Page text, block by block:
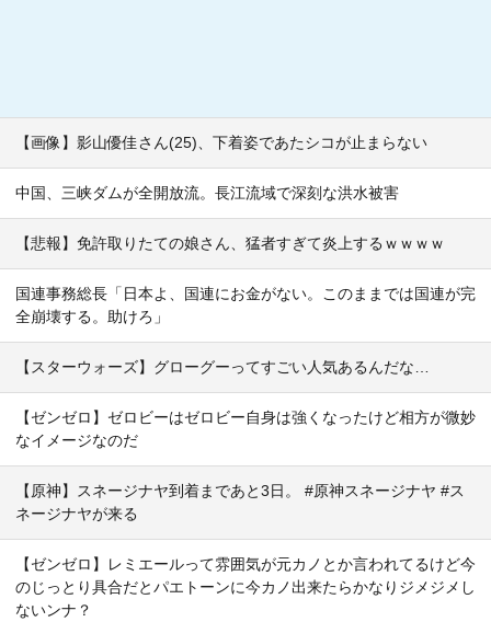
【画像】影山優佳さん(25)、下着姿であたシコが止まらない
中国、三峡ダムが全開放流。長江流域で深刻な洪水被害
【悲報】免許取りたての娘さん、猛者すぎて炎上するｗｗｗｗ
国連事務総長「日本よ、国連にお金がない。このままでは国連が完
全崩壊する。助けろ」
【スターウォーズ】グローグーってすごい人気あるんだな…
【ゼンゼロ】ゼロビーはゼロビー自身は強くなったけど相方が微妙
なイメージなのだ
【原神】スネージナヤ到着まであと3日。 #原神スネージナヤ #ス
ネージナヤが来る
【ゼンゼロ】レミエールって雰囲気が元カノとか言われてるけど今
のじっとり具合だとパエトーンに今カノ出来たらかなりジメジメし
ないンナ？